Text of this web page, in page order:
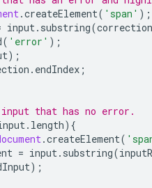
.createElement( 'span' );
input. substring(correction
( 'error' );
);
. endIndex ;
that has no error.
. length){
.createElement(
= input. substring(
);